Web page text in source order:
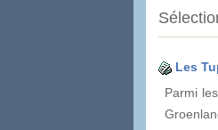
Les
Parmi